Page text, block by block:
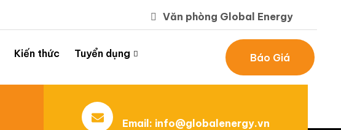
Văn phòng Global Energy
Kiến thức Tuyển dụng Báo Giá
Email: info@globalenergy.vn